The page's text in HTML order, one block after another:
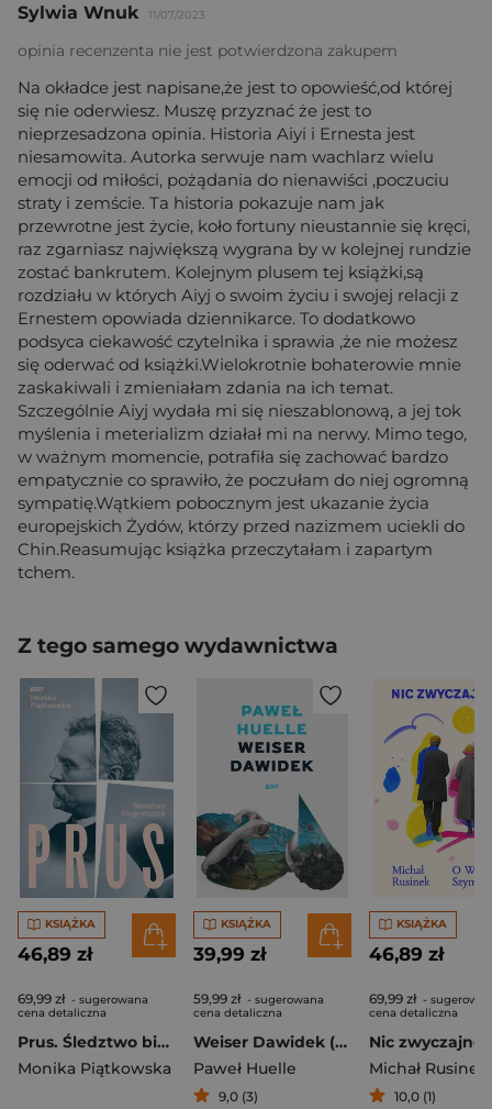
Sylwia Wnuk 11/07/2023
opinia recenzenta nie jest potwierdzona zakupem
Na okładce jest napisane,że jest to opowieść,od której
się nie oderwiesz. Muszę przyznać że jest to
nieprzesadzona opinia. Historia Aiyi i Ernesta jest
niesamowita. Autorka serwuje nam wachlarz wielu
emocji od miłości, pożądania do nienawiści ,poczuciu
straty i zemście. Ta historia pokazuje nam jak
przewrotne jest życie, koło fortuny nieustannie się kręci,
raz zgarniasz największą wygrana by w kolejnej rundzie
zostać bankrutem. Kolejnym plusem tej książki,są
rozdziału w których Aiyj o swoim życiu i swojej relacji z
Ernestem opowiada dziennikarce. To dodatkowo
podsyca ciekawość czytelnika i sprawia ,że nie możesz
się oderwać od książki.Wielokrotnie bohaterowie mnie
zaskakiwali i zmieniałam zdania na ich temat.
Szczególnie Aiyj wydała mi się nieszablonową, a jej tok
myślenia i meterializm działał mi na nerwy. Mimo tego,
w ważnym momencie, potrafiła się zachować bardzo
empatycznie co sprawiło, że poczułam do niej ogromną
sympatię.Wątkiem pobocznym jest ukazanie życia
europejskich Żydów, którzy przed nazizmem uciekli do
Chin.Reasumując książka przeczytałam i zapartym
tchem.
Z tego samego wydawnictwa
KSIĄŻKA
46,89 zł
69,99 zł - sugerowana
cena detaliczna
Prus. Śledztwo biograficzne (2026)
Monika Piątkowska
KSIĄŻKA
39,99 zł
59,99 zł - sugerowana
cena detaliczna
Weiser Dawidek (2026)
Paweł Huelle
9,0 (3)
KSIĄŻKA
46,89 zł
69,99 zł -
cena detaliczna
Michał Rusinek
10,0 (1)